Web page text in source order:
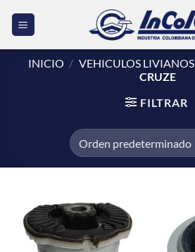
INICIO / VEHICULOS LIVIANOS
CRUZE
FILTRAR